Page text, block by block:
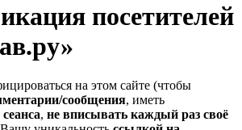
посетителей
на этом сайте (чтобы
сообщения, иметь
, не вписывать каждый раз своё